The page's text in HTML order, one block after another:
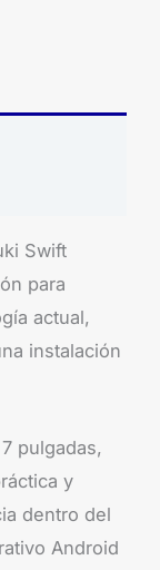
Swift
para
actual,
instalación
pulgadas,
y
dentro del
Android